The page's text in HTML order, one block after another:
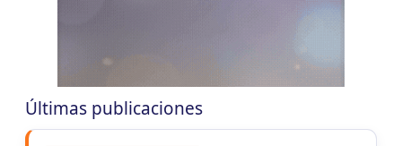
Reg. Unif. Ret. y Perc. Ctes.
Últimas publicaciones